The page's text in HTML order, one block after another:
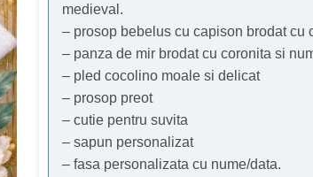
medieval.
– prosop bebelus cu capison brodat cu
– panza de mir brodat cu coronita si
– pled cocolino moale si delicat
– prosop preot
– cutie pentru suvita
– sapun personalizat
– fasa personalizata cu nume/data.